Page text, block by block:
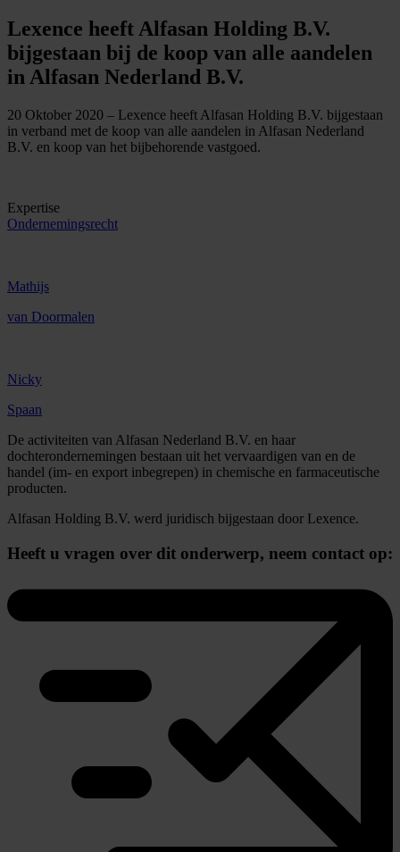
Lexence heeft Alfasan Holding B.V.
bijgestaan bij de koop van alle aandelen
in Alfasan Nederland B.V.
20 Oktober 2020 – Lexence heeft Alfasan Holding B.V. bijgestaan
in verband met de koop van alle aandelen in Alfasan Nederland
B.V. en koop van het bijbehorende vastgoed.
Expertise
Ondernemingsrecht
Mathijs
van Doormalen
Nicky
Spaan
De activiteiten van Alfasan Nederland B.V. en haar
dochterondernemingen bestaan uit het vervaardigen van en de
handel (im- en export inbegrepen) in chemische en farmaceutische
producten.
Alfasan Holding B.V. werd juridisch bijgestaan door Lexence.
Heeft u vragen over dit onderwerp, neem contact op: